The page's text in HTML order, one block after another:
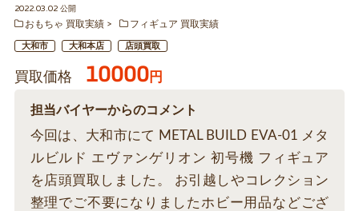
2022.03.02 公開
おもちゃ 買取実績
フィギュア 買取実績
大和市 大和本店 店頭買取
買取価格 10000円
担当バイヤーからのコメント
今回は、大和市にて METAL BUILD EVA-01 メタ
ルビルド エヴァンゲリオン 初号機 フィギュア
を店頭買取しました。 お引越しやコレクション
整理でご不要になりましたホビー用品などござ